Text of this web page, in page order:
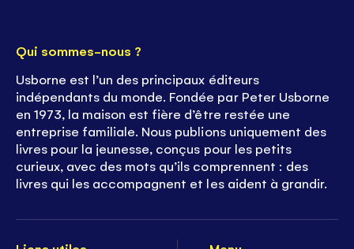
Qui sommes-nous ?
Usborne est l’un des principaux éditeurs
indépendants du monde. Fondée par Peter Usborne
en 1973, la maison est fière d’être restée une
entreprise familiale. Nous publions uniquement des
livres pour la jeunesse, conçus pour les petits
curieux, avec des mots qu’ils comprennent : des
livres qui les accompagnent et les aident à grandir.